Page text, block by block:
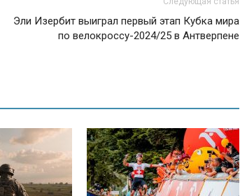
Эли Изербит выиграл первый этап Кубка мира
по велокроссу-2024/25 в Антверпене